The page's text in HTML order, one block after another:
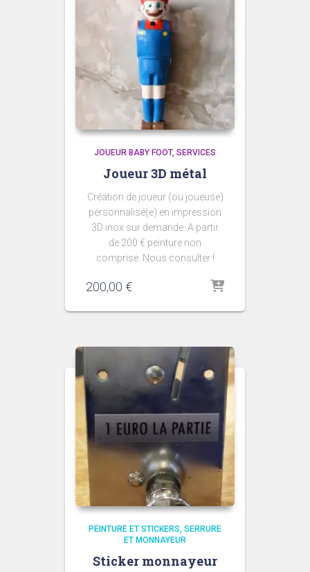
JOUEUR BABY FOOT SERVICES
Joueur 3D métal
Création de joueur (ou joueuse)
personnalisé(e) en impression
3D inox sur demande. A partir
de 200 € peinture non
comprise. Nous consulter !
200,00 €
PEINTURE ET STICKERS SERRURE
ET MONNAYEUR
Sticker monnayeur